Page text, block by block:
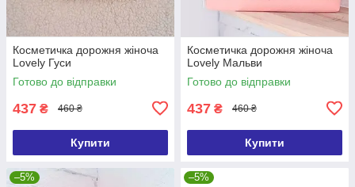
Косметичка дорожня жіноча
Lovely Гуси
Готово до відправки
437 ₴ 460 ₴
Купити
Косметичка дорожня жіноча
Lovely Мальви
Готово до відправки
437 ₴ 460 ₴
Купити
–5% –5%